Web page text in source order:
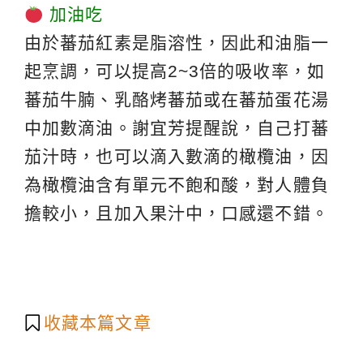
加油吃
由於蕃茄紅素是脂溶性，因此和油脂一
起烹調，可以提高2~3倍的吸收率，如
蕃茄牛腩、乳酪烤蕃茄或在蕃茄蛋花湯
中加數滴油。謝宜芳提醒說，自己打蕃
茄汁時，也可以滴入數滴的橄欖油，因
為橄欖油含有單元不飽和酸，對人體負
擔較小，且加入果汁中，口感還不錯。
收藏本篇文章